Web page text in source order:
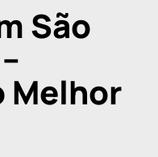
São
Melhor